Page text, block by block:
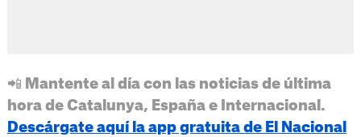
📲 Mantente al día con las noticias de última
hora de Catalunya, España e Internacional.
Descárgate aquí la app gratuita de El Nacional